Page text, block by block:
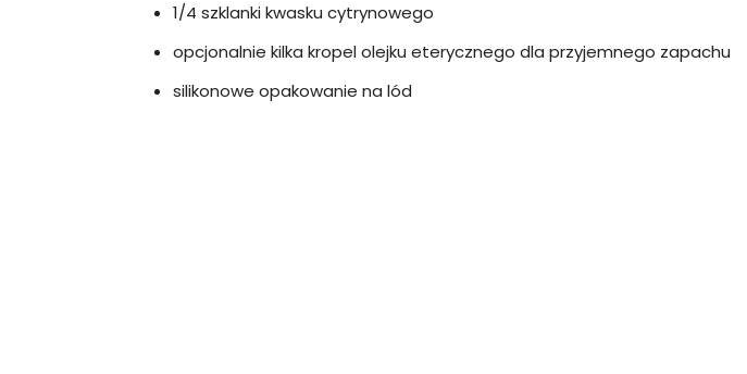
1/4 szklanki kwasku cytrynowego
opcjonalnie kilka kropel olejku eterycznego dla przyjemnego zapachu
silikonowe opakowanie na lód